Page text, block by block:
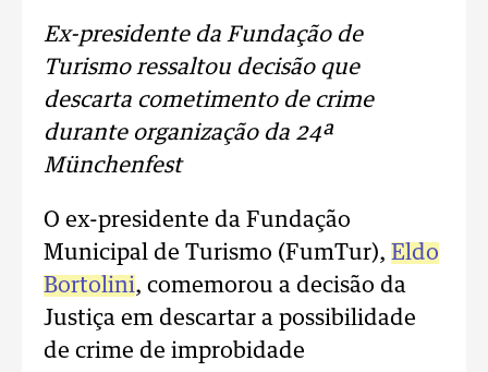
Ex-presidente da Fundação de
Turismo ressaltou decisão que
descarta cometimento de crime
durante organização da 24ª
Münchenfest
O ex-presidente da Fundação
Municipal de Turismo (FumTur), Eldo
Bortolini, comemorou a decisão da
Justiça em descartar a possibilidade
de crime de improbidade